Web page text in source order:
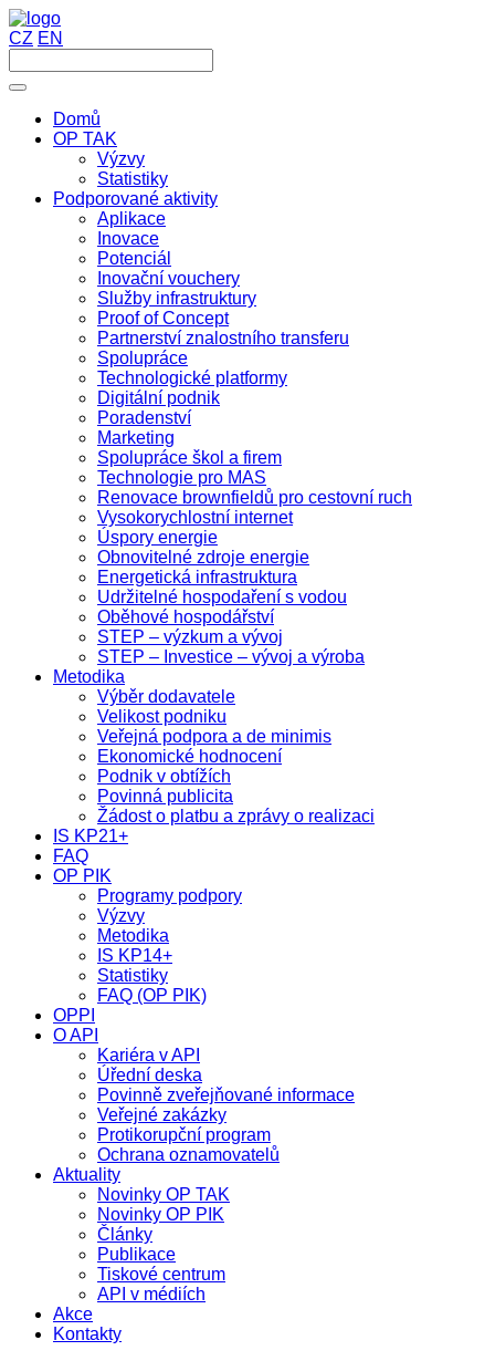
CZ EN
Domů
OP TAK
Výzvy
Statistiky
Podporované aktivity
Aplikace
Inovace
Potenciál
Inovační vouchery
Služby infrastruktury
Proof of Concept
Partnerství znalostního transferu
Spolupráce
Technologické platformy
Digitální podnik
Poradenství
Marketing
Spolupráce škol a firem
Technologie pro MAS
Renovace brownfieldů pro cestovní ruch
Vysokorychlostní internet
Úspory energie
Obnovitelné zdroje energie
Energetická infrastruktura
Udržitelné hospodaření s vodou
Oběhové hospodářství
STEP – výzkum a vývoj
STEP – Investice – vývoj a výroba
Metodika
Výběr dodavatele
Velikost podniku
Veřejná podpora a de minimis
Ekonomické hodnocení
Podnik v obtížích
Povinná publicita
Žádost o platbu a zprávy o realizaci
IS KP21+
FAQ
OP PIK
Programy podpory
Výzvy
Metodika
IS KP14+
Statistiky
FAQ (OP PIK)
OPPI
O API
Kariéra v API
Úřední deska
Povinně zveřejňované informace
Veřejné zakázky
Protikorupční program
Ochrana oznamovatelů
Aktuality
Novinky OP TAK
Novinky OP PIK
Články
Publikace
Tiskové centrum
API v médiích
Akce
Kontakty